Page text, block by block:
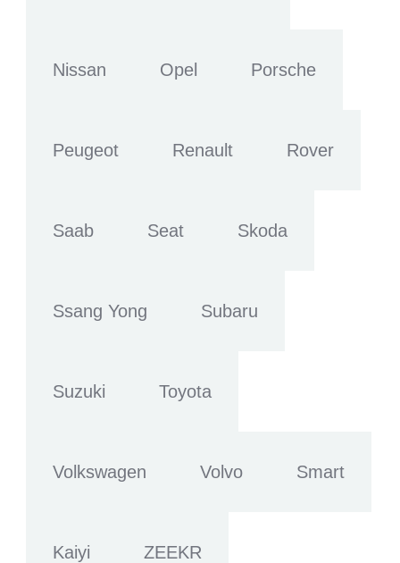
Nissan Opel Porsche
Peugeot Renault Rover
Saab Seat Skoda
Ssang Yong Subaru
Suzuki Toyota
Volkswagen Volvo Smart
Kaiyi ZEEKR